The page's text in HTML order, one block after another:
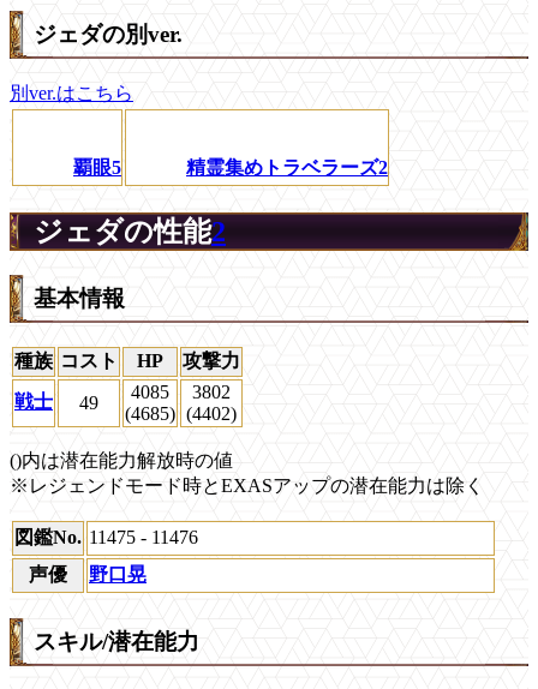
ジェダの別ver.
別ver.はこちら
覇眼5 精霊集めトラベラーズ2
ジェダの性能2
基本情報
種族 コスト HP
攻撃力
戦士
49
4085
(4685)
3802
(4402)
()内は潜在能力解放時の値
※レジェンドモード時とEXASアップの潜在能力は除く
図鑑No. 11475 - 11476
声優
野口晃
スキル/潜在能力